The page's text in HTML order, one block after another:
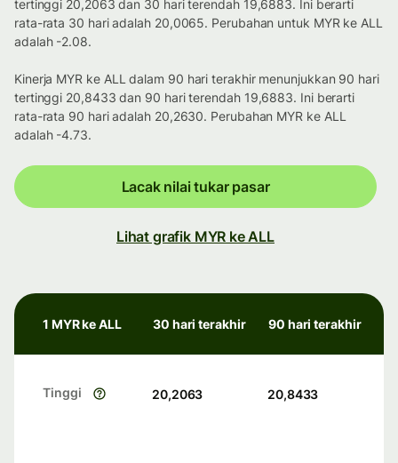
tertinggi 20,2063 dan 30 hari terendah 19,6883. Ini berarti
rata-rata 30 hari adalah 20,0065. Perubahan untuk MYR ke ALL
adalah -2.08.
Kinerja MYR ke ALL dalam 90 hari terakhir menunjukkan 90 hari
tertinggi 20,8433 dan 90 hari terendah 19,6883. Ini berarti
rata-rata 90 hari adalah 20,2630. Perubahan MYR ke ALL
adalah -4.73.
Lacak nilai tukar pasar
Lihat grafik MYR ke ALL
1 MYR ke ALL 30 hari terakhir 90 hari terakhir
Tinggi 20,2063 20,8433